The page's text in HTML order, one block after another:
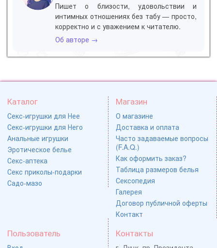
Пишет о близости, удовольствии и
интимных отношениях без табу — просто,
корректно и с уважением к читателю.
Об авторе →
Каталог
Секс-игрушки для Нее
Секс-игрушки для Него
Анальные игрушки
Эротическое белье
Секс-аптека
Секс приколы-подарки
Садо-мазо
Магазин
О магазине
Доставка и оплата
Часто задаваемые вопросы
(F.A.Q.)
Как оформить заказ?
Таблица размеров белья
Сексопедия
Галерея
Договор публичной оферты
Контакт
Пользователь Контакты